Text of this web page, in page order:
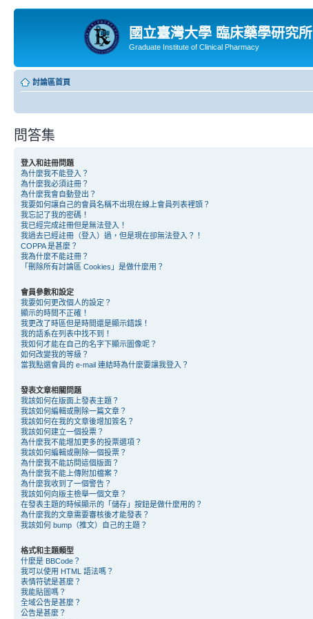
國立臺灣大學 臨床藥學研究所
Graduate Institute of Clinical Pharmacy
討論區首頁
問答集
登入和註冊問題
為什麼我不能登入？
為什麼我必須註冊？
為什麼我會自動登出？
我要如何讓自己的會員名稱不出現在線上會員列表裡頭？
我忘記了我的密碼！
我已經完成註冊但是無法登入！
我過去已經註冊（登入）過，但是現在卻無法登入？！
COPPA 是甚麼？
我為什麼不能註冊？
「刪除所有討論區 Cookies」是做什麼用？
會員參數和設定
我要如何更改個人的設定？
顯示的時間不正確！
我更改了時區但是時間還是顯示錯誤！
我的語系在列表中找不到！
我如何才能在自己的名字下顯示圖像呢？
如何改變我的等級？
當我點選會員的 e-mail 連結時為什麼要讓我登入？
發表文章相關問題
我該如何在版面上發表主題？
我該如何編輯或刪除一篇文章？
我該如何在我的文章後增加簽名？
我該如何建立一個投票？
為什麼我不能增加更多的投票選項？
我該如何編輯或刪除一個投票？
為什麼我不能訪問這個版面？
為什麼我不能上傳附加檔案？
為什麼我收到了一個警告？
我該如何向版主檢舉一個文章？
在發表主題的時候顯示的「儲存」按鈕是做什麼用的？
為什麼我的文章需要審核後才能發表？
我該如何 bump（推文）自己的主題？
格式和主題類型
什麼是 BBCode？
我可以使用 HTML 語法嗎？
表情符號是甚麼？
我能貼圖嗎？
全域公告是甚麼？
公告是甚麼？